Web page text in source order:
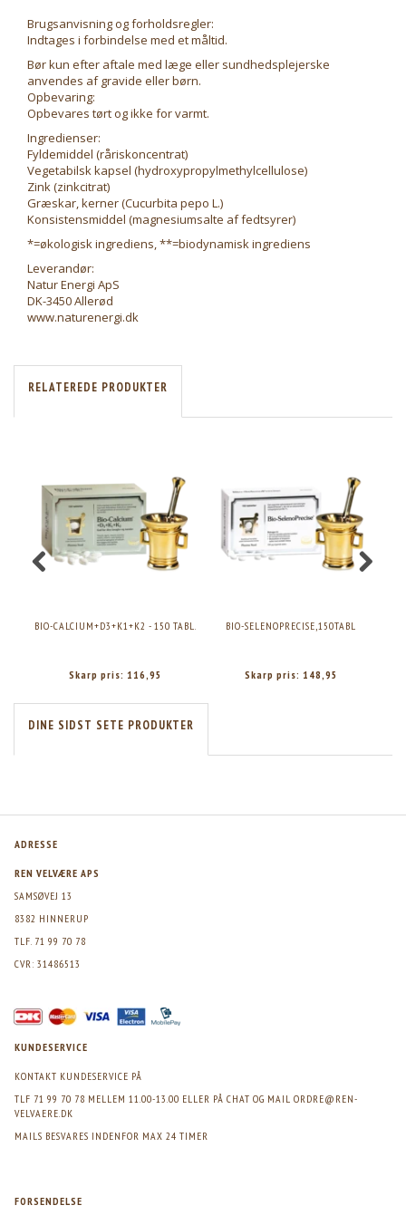
Brugsanvisning og forholdsregler:
Indtages i forbindelse med et måltid.
Bør kun efter aftale med læge eller sundhedsplejerske
anvendes af gravide eller børn.
Opbevaring:
Opbevares tørt og ikke for varmt.
Ingredienser:
Fyldemiddel (råriskoncentrat)
Vegetabilsk kapsel (hydroxypropylmethylcellulose)
Zink (zinkcitrat)
Græskar, kerner (Cucurbita pepo L.)
Konsistensmiddel (magnesiumsalte af fedtsyrer)
*=økologisk ingrediens, **=biodynamisk ingrediens
Leverandør:
Natur Energi ApS
DK-3450 Allerød
www.naturenergi.dk
RELATEREDE PRODUKTER
BIO-CALCIUM+D3+K1+K2 - 150 TABL.
Skarp pris: 116,95
BIO-SELENOPRECISE,150TABL
Skarp pris: 148,95
DINE SIDST SETE PRODUKTER
ADRESSE
REN VELVÆRE APS
SAMSØVEJ 13
8382 HINNERUP
TLF. 71 99 70 78
CVR: 31486513
KUNDESERVICE
KONTAKT KUNDESERVICE PÅ
TLF 71 99 70 78 MELLEM 11.00-13.00 ELLER PÅ CHAT OG MAIL ORDRE@REN-
VELVAERE.DK
MAILS BESVARES INDENFOR MAX 24 TIMER
FORSENDELSE